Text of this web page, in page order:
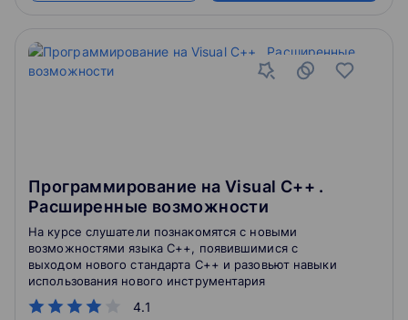
Программирование на Visual С++ .
Расширенные возможности
4.1
На курсе слушатели познакомятся с новыми
возможностями языка С++, появившимися с
выходом нового стандарта С++ и разовьют навыки
использования нового инструментария